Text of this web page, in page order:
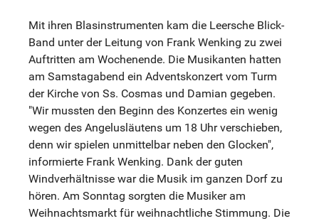
Mit ihren Blasinstrumenten kam die Leersche Blick-
Band unter der Leitung von Frank Wenking zu zwei
Auftritten am Wochenende. Die Musikanten hatten
am Samstagabend ein Adventskonzert vom Turm
der Kirche von Ss. Cosmas und Damian gegeben.
"Wir mussten den Beginn des Konzertes ein wenig
wegen des Angelusläutens um 18 Uhr verschieben,
denn wir spielen unmittelbar neben den Glocken",
informierte Frank Wenking. Dank der guten
Windverhältnisse war die Musik im ganzen Dorf zu
hören. Am Sonntag sorgten die Musiker am
Weihnachtsmarkt für weihnachtliche Stimmung. Die